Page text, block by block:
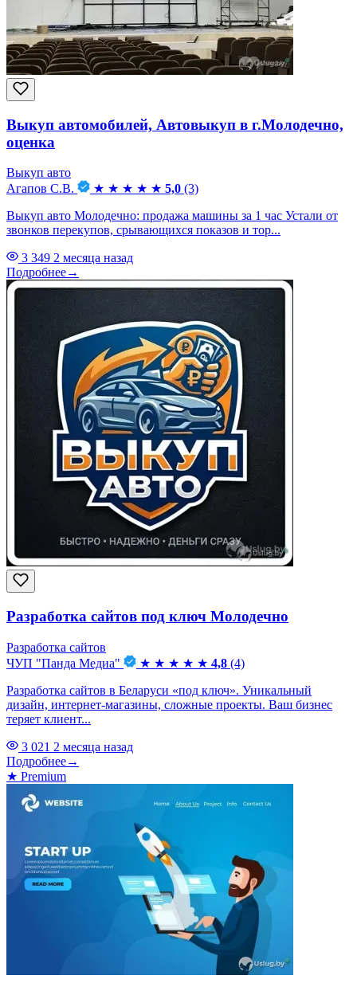
Выкуп автомобилей, Автовыкуп в г.Молодечно,
оценка
Выкуп авто
Агапов С.В.
★ ★ ★ ★ ★ 5,0 (3)
Выкуп авто Молодечно: продажа машины за 1 час Устали от
звонков перекупов, срывающихся показов и тор...
3 349 2 месяца назад
Подробнее→
Разработка сайтов под ключ Молодечно
Разработка сайтов
ЧУП "Панда Медиа"
★ ★ ★ ★ ★ 4,8 (4)
Разработка сайтов в Беларуси «под ключ». Уникальный
дизайн, интернет-магазины, сложные проекты. Ваш бизнес
теряет клиент...
3 021 2 месяца назад
Подробнее→
★ Premium